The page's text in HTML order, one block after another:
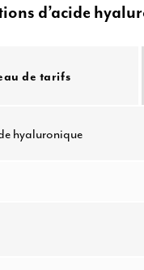
d’acide
de tarifs
hyaluronique